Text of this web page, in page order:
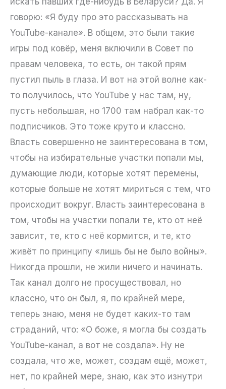
говорю: «Я буду про это рассказывать на
YouTube-канале». В общем, это были такие
игры под ковёр, меня включили в Совет по
правам человека, то есть, он такой прям
пустил пыль в глаза. И вот на этой волне как-
то получилось, что YouTube у нас там, ну,
пусть небольшая, но 1700 там набрал как-то
подписчиков. Это тоже круто и классно.
Власть совершенно не заинтересована в том,
чтобы на избирательные участки попали мы,
думающие люди, которые хотят перемены,
которые больше не хотят мириться с тем, что
происходит вокруг. Власть заинтересована в
том, чтобы на участки попали те, кто от неё
зависит, те, кто с неё кормится, и те, кто
живёт по принципу «лишь бы не было войны».
Никогда прошли, не жили ничего и начинать.
Так канал долго не просуществовал, но
классно, что он был, я, по крайней мере,
теперь знаю, меня не будет каких-то там
страданий, что: «О боже, я могла бы создать
YouTube-канал, а вот не создала». Ну не
создала, что же, может, создам ещё, может,
нет, по крайней мере, знаю, как это изнутри